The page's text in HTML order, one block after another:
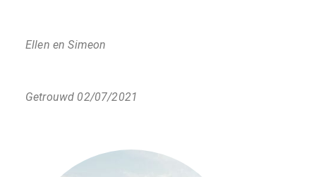
Ellen en Simeon
Getrouwd 02/07/2021